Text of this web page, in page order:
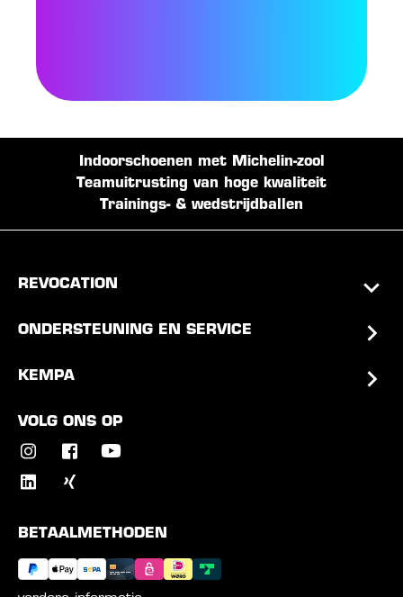
Indoorschoenen met Michelin-zool
Teamuitrusting van hoge kwaliteit
Trainings- & wedstrijdballen
REVOCATION
ONDERSTEUNING EN SERVICE
KEMPA
VOLG ONS OP
BETAALMETHODEN